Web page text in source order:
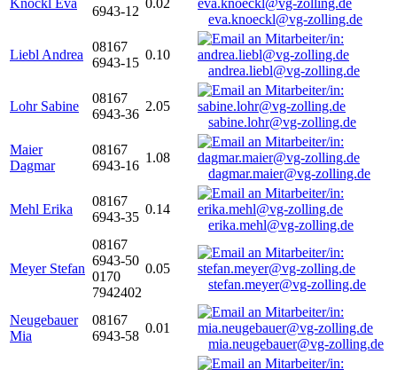
Knöckl Eva
6943-12
0.02
eva.knoeckl@vg-zolling.de
Liebl Andrea
08167
6943-15
0.10
andrea.liebl@vg-zolling.de
Lohr Sabine
08167
6943-36
2.05
sabine.lohr@vg-zolling.de
Maier
Dagmar
08167
6943-16
1.08
dagmar.maier@vg-zolling.de
Mehl Erika
08167
6943-35
0.14
erika.mehl@vg-zolling.de
Meyer Stefan
08167
6943-50
0170
7942402
0.05
stefan.meyer@vg-zolling.de
Neugebauer
Mia
08167
6943-58
0.01
mia.neugebauer@vg-zolling.de